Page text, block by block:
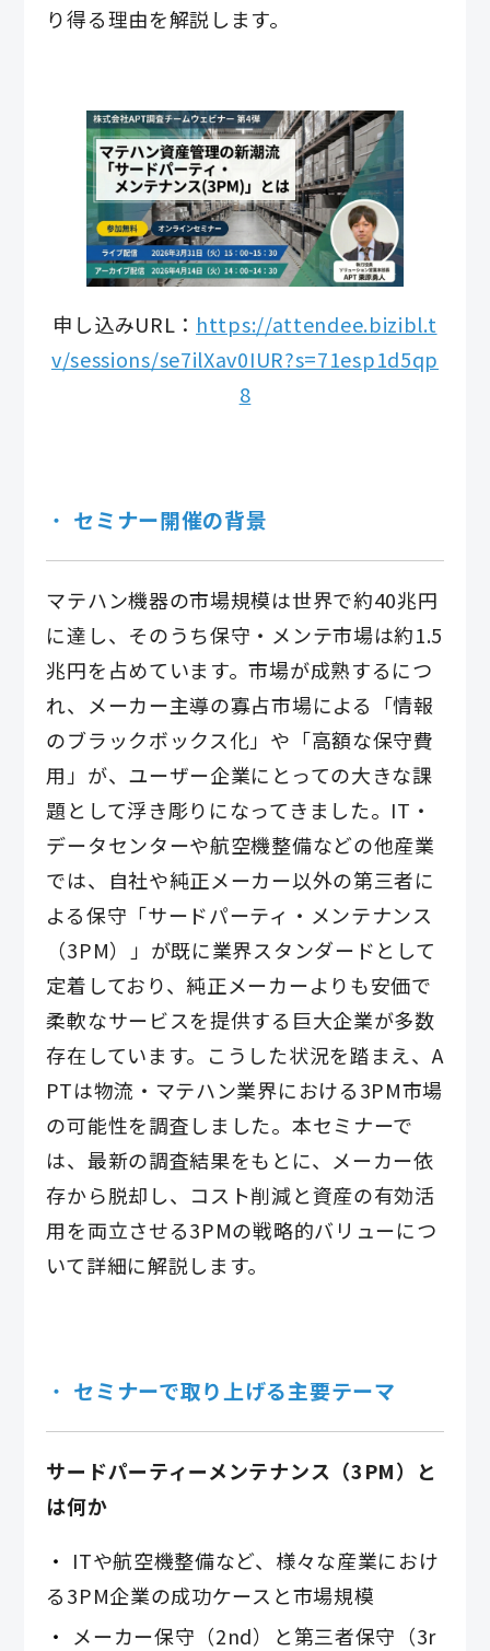
り得る理由を解説します。
申し込みURL： https://attendee.bizibl.t
v/sessions/se7ilXav0IUR?s=71esp1d5qp
8
セミナー開催の背景
マテハン機器の市場規模は世界で約40兆円
に達し、そのうち保守・メンテ市場は約1.5
兆円を占めています。市場が成熟するにつ
れ、メーカー主導の寡占市場による「情報
のブラックボックス化」や「高額な保守費
用」が、ユーザー企業にとっての大きな課
題として浮き彫りになってきました。IT・
データセンターや航空機整備などの他産業
では、自社や純正メーカー以外の第三者に
よる保守「サードパーティ・メンテナンス
（3PM）」が既に業界スタンダードとして
定着しており、純正メーカーよりも安価で
柔軟なサービスを提供する巨大企業が多数
存在しています。こうした状況を踏まえ、A
PTは物流・マテハン業界における3PM市場
の可能性を調査しました。本セミナーで
は、最新の調査結果をもとに、メーカー依
存から脱却し、コスト削減と資産の有効活
用を両立させる3PMの戦略的バリューにつ
いて詳細に解説します。
セミナーで取り上げる主要テーマ
サードパーティーメンテナンス（3PM）と
は何か
ITや航空機整備など、様々な産業におけ
る3PM企業の成功ケースと市場規模
メーカー保守（2nd）と第三者保守（3r